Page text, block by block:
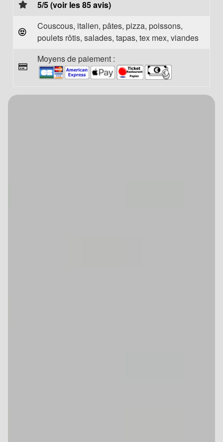
5/5 (voir les 85 avis)
Couscous, italien, pâtes, pizza, poissons,
poulets rôtis, salades, tapas, tex mex, viandes
Moyens de paiement :